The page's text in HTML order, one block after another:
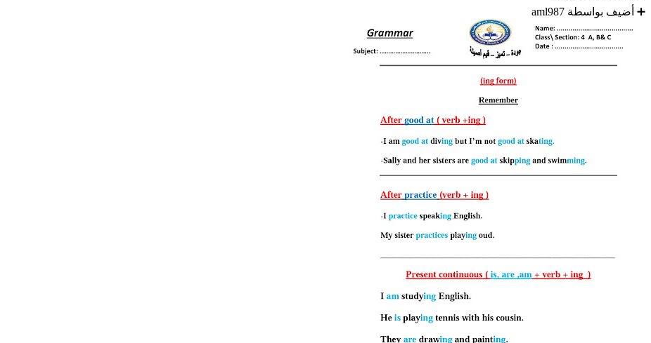
➕ أضيف بواسطة aml987